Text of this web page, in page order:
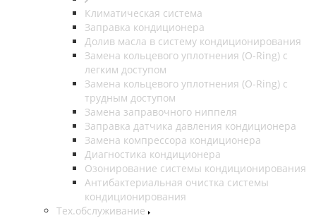
Климатическая система
Заправка кондиционера
Долив масла в систему кондиционирования
Замена кольцевого уплотнения (O-Ring) с
легким доступом
Замена кольцевого уплотнения (O-Ring) с
трудным доступом
Замена заправочного ниппеля
Заправка датчика давления кондиционера
Замена компрессора кондиционера
Диагностика кондиционера
Озонирование системы кондиционирования
Антибактериальная очистка системы
кондиционирования
Тех.обслуживание